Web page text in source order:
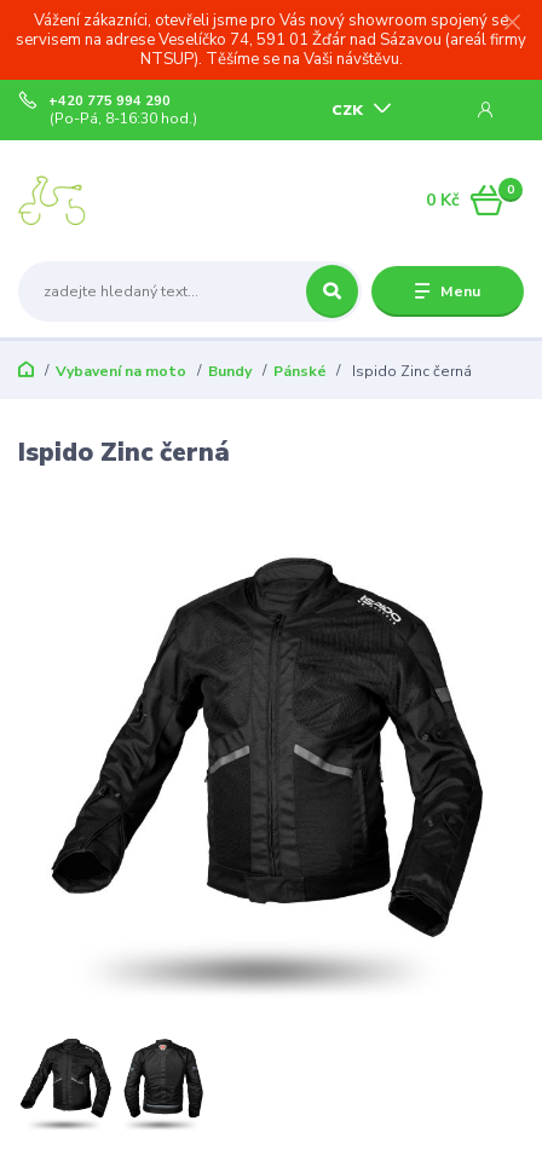
Vážení zákazníci, otevřeli jsme pro Vás nový showroom spojený se
servisem na adrese Veselíčko 74, 591 01 Žďár nad Sázavou (areál firmy
NTSUP). Těšíme se na Vaši návštěvu.
Menu
CZK
+420 775 994 290
(Po-Pá, 8-16:30 hod.)
0
0 Kč
Vybavení na moto Bundy Pánské Ispido Zinc černá
Ispido Zinc černá